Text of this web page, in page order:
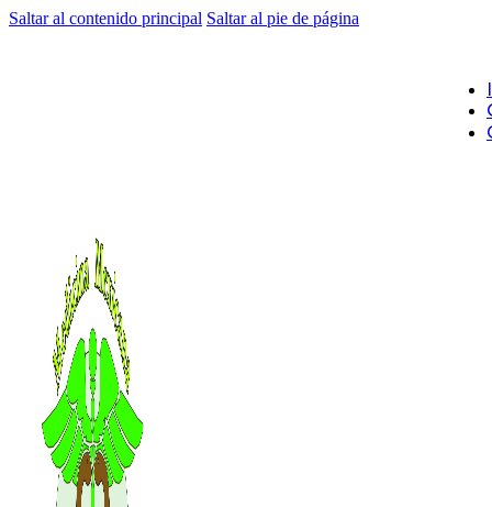
Saltar al contenido principal Saltar al pie de página